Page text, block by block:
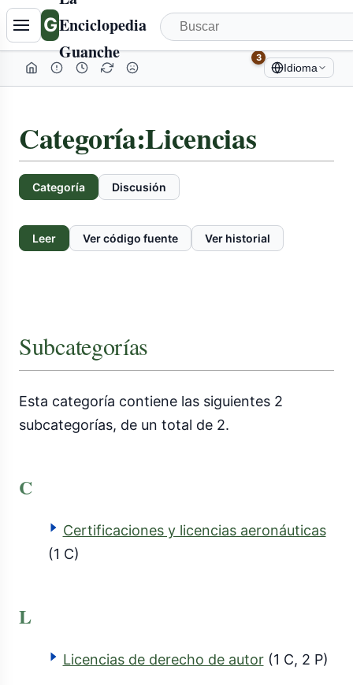
GEnciclopedia
Guanche
3
Idioma
Categoría:Licencias
Categoría Discusión
Leer Ver código fuente Ver historial
Subcategorías
Esta categoría contiene las siguientes 2
subcategorías, de un total de 2.
C
Certificaciones y licencias aeronáuticas
(1 C)
L
Licencias de derecho de autor (1 C, 2 P)